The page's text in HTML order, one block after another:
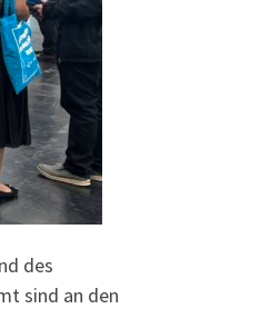
des
sind an den